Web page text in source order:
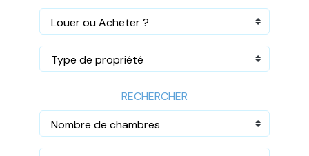
Louer ou Acheter ?
Type de propriété
RECHERCHER
Nombre de chambres